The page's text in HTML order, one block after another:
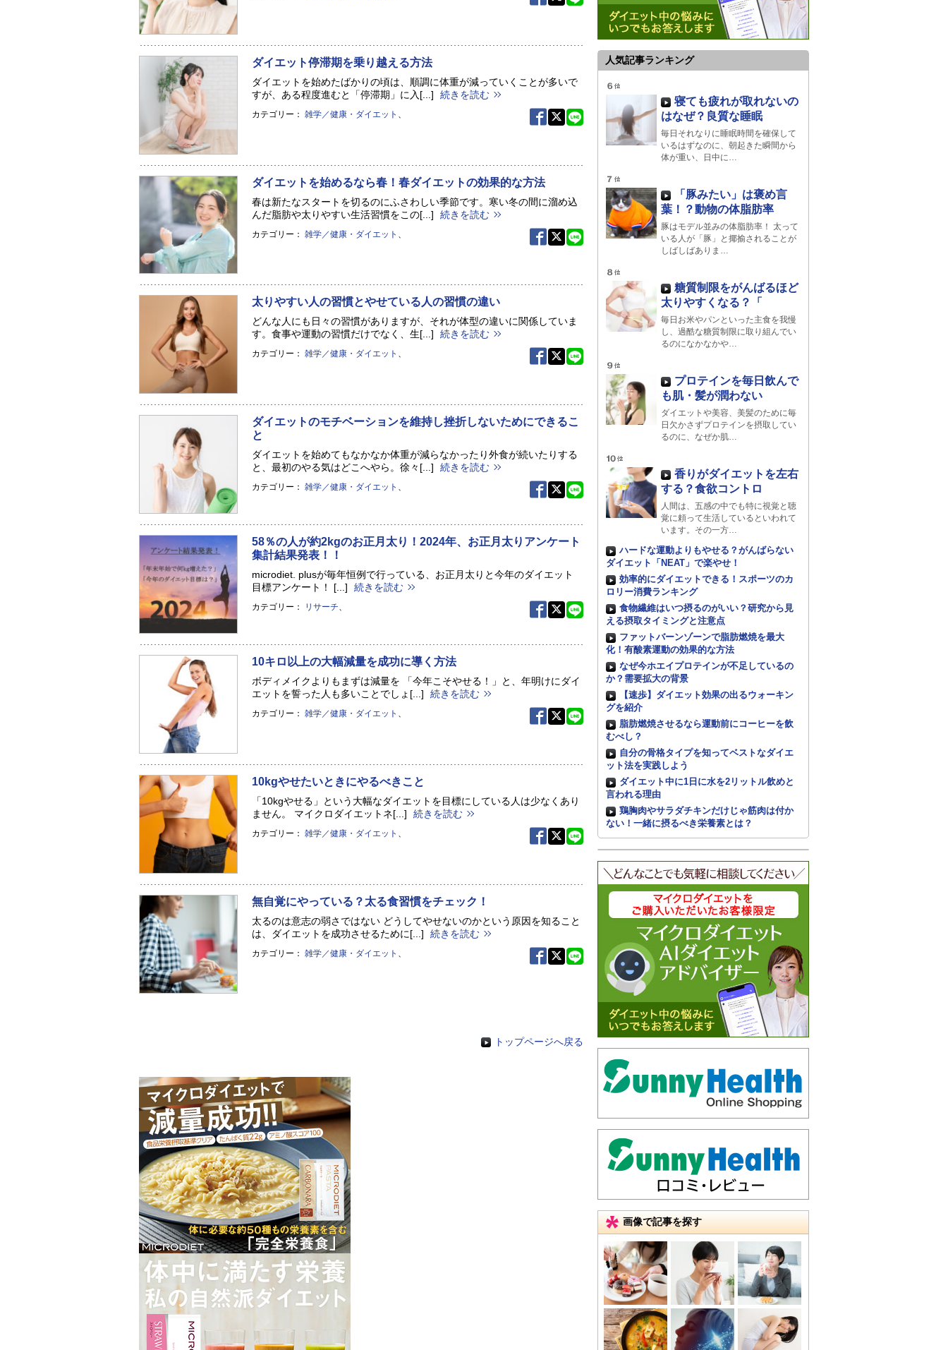
ダイエット停滞期を乗り越える方法
ダイエットを始めたばかりの頃は、順調に体重が減っていくことが多いで
すが、ある程度進むと「停滞期」に入[...]
続きを読む
カテゴリー：雑学／健康・ダイエット
ダイエットを始めるなら春！春ダイエットの効果的な方法
春は新たなスタートを切るのにふさわしい季節です。寒い冬の間に溜め込
んだ脂肪や太りやすい生活習慣をこの[...]
続きを読む
カテゴリー：雑学／健康・ダイエット
太りやすい人の習慣とやせている人の習慣の違い
どんな人にも日々の習慣がありますが、それが体型の違いに関係していま
す。食事や運動の習慣だけでなく、生[...]
続きを読む
カテゴリー：雑学／健康・ダイエット 、
ダイエットのモチベーションを維持し挫折しないためにできるこ
と
ダイエットを始めてもなかなか体重が減らなかったり外食が続いたりする
と、最初のやる気はどこへやら。徐々[...]
続きを読む
カテゴリー：雑学／健康・ダイエット 、
58％の人が約2kgのお正月太り！2024年、お正月太りアンケート
集計結果発表！！
microdiet. plusが毎年恒例で行っている、お正月太りと今年のダイエット
目標アンケート！ [...]
続きを読む
カテゴリー： リサーチ、
10キロ以上の大幅減量を成功に導く方法
ボディメイクよりもまずは減量を 「今年こそやせる！」と、年明けにダイ
エットを誓った人も多いことでしょ[...]
続きを読む
カテゴリー：雑学／健康・ダイエット 、
10kgやせたいときにやるべきこと
「10kgやせる」という大幅なダイエットを目標にしている人は少なくあり
ません。 マイクロダイエットネ[...]
続きを読む
カテゴリー：雑学／健康・ダイエット 、
無自覚にやっている？太る食習慣をチェック！
太るのは意志の弱さではない どうしてやせないのかという原因を知ること
は、ダイエットを成功させるために[...]
続きを読む
カテゴリー：雑学／健康・ダイエット
トップページへ戻る
人気記事ランキング
寝ても疲れが取れないの
はなぜ？良質な睡眠
毎日それなりに睡眠時間を確保して
いるはずなのに、朝起きた瞬間から
体が重い、日中に…
「豚みたい」は褒め言
葉！？動物の体脂肪率
豚はモデル並みの体脂肪率！ 太って
いる人が「豚」と揶揄されることが
しばしばありま…
糖質制限をがんばるほど
太りやすくなる？「
毎日お米やパンといった主食を我慢
し、過酷な糖質制限に取り組んでい
るのになかなかや…
プロテインを毎日飲んで
も肌・髪が潤わない
ダイエットや美容、美髪のために毎
日欠かさずプロテインを摂取してい
るのに、なぜか肌…
香りがダイエットを左右
する？食欲コントロ
人間は、五感の中でも特に視覚と聴
覚に頼って生活しているといわれて
います。その一方…
ハードな運動よりもやせる？がんばらない
ダイエット「NEAT」で楽やせ！
効率的にダイエットできる！スポーツのカ
ロリー消費ランキング
食物繊維はいつ摂るのがいい？研究から見
える摂取タイミングと注意点
ファットバーンゾーンで脂肪燃焼を最大
化！有酸素運動の効果的な方法
なぜ今ホエイプロテインが不足しているの
か？需要拡大の背景
【速歩】ダイエット効果の出るウォーキン
グを紹介
脂肪燃焼させるなら運動前にコーヒーを飲
むべし？
自分の骨格タイプを知ってベストなダイエ
ット法を実践しよう
ダイエット中に1日に水を2リットル飲めと
言われる理由
鶏胸肉やサラダチキンだけじゃ筋肉は付か
ない！一緒に摂るべき栄養素とは？
画像で記事を探す